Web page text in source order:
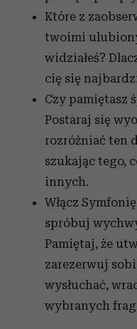
Wykorzystujemy pliki
i reklam, aby oferować
analizować ruch w
korzystasz z naszej
społecznościowym,
Partnerzy mogą
otrzymanymi od Ciebie
korzystania z ich usług.
Które z
twoimi
widziałeś?
cię się
Czy pamiętasz
Postaraj się
rozróżniać ten
szukając tego,
innych.
Włącz
spróbuj
Pamiętaj, że
zarezerwuj
wysłuchać,
wybranych